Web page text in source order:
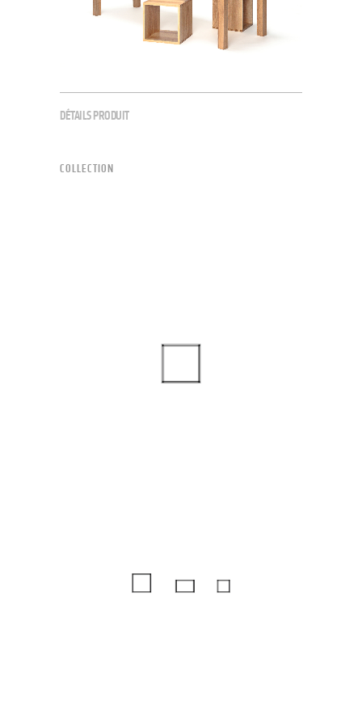
DÉTAILS PRODUIT
COLLECTION